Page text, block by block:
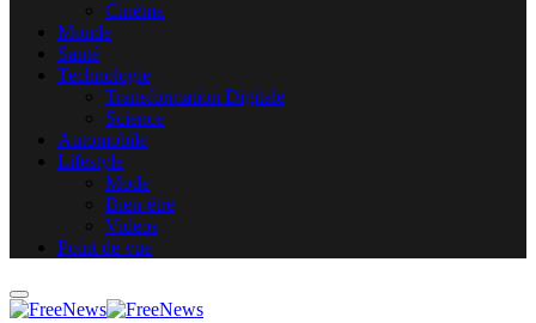
Cinéma
Monde
Santé
Technologie
Transformation Digitale
Science
Automobile
Lifestyle
Mode
Bien-être
Videos
Point de vue